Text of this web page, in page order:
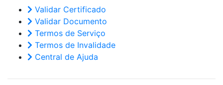
Validar Certificado
Validar Documento
Termos de Serviço
Termos de Invalidade
Central de Ajuda